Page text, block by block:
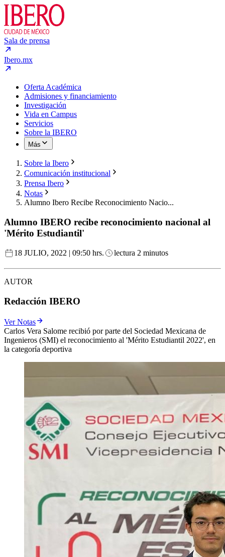
Sala de prensa
Ibero.mx
Oferta Académica
Admisiones y financiamiento
Investigación
Vida en Campus
Servicios
Sobre la IBERO
Más
Sobre la Ibero
Comunicación institucional
Prensa Ibero
Notas
Alumno Ibero Recibe Reconocimiento Nacio...
Alumno IBERO recibe reconocimiento nacional al
'Mérito Estudiantil'
18 JULIO, 2022 | 09:50 hrs. lectura 2 minutos
AUTOR
Redacción IBERO
Ver Notas
Carlos Vera Salome recibió por parte del Sociedad Mexicana de
Ingenieros (SMI) el reconocimiento al 'Mérito Estudiantil 2022', en
la categoría deportiva